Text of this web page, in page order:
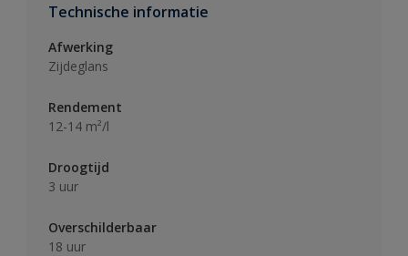
Technische informatie
Afwerking
Zijdeglans
Rendement
12-14 m²/l
Droogtijd
3 uur
Overschilderbaar
18 uur